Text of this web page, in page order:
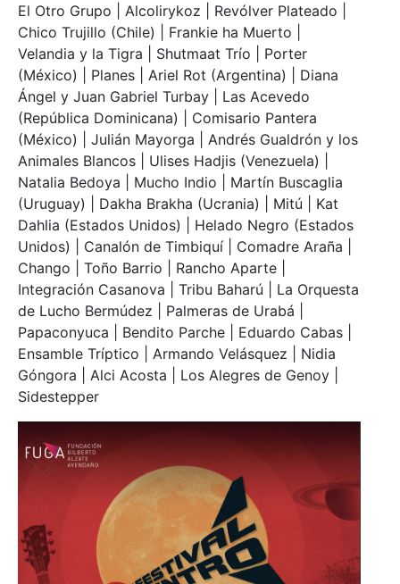
El Otro Grupo | Alcolirykoz | Revólver Plateado |
Chico Trujillo (Chile) | Frankie ha Muerto |
Velandia y la Tigra | Shutmaat Trío | Porter
(México) | Planes | Ariel Rot (Argentina) | Diana
Ángel y Juan Gabriel Turbay | Las Acevedo
(República Dominicana) | Comisario Pantera
(México) | Julián Mayorga | Andrés Gualdrón y los
Animales Blancos | Ulises Hadjis (Venezuela) |
Natalia Bedoya | Mucho Indio | Martín Buscaglia
(Uruguay) | Dakha Brakha (Ucrania) | Mitú | Kat
Dahlia (Estados Unidos) | Helado Negro (Estados
Unidos) | Canalón de Timbiquí | Comadre Araña |
Chango | Toño Barrio | Rancho Aparte |
Integración Casanova | Tribu Baharú | La Orquesta
de Lucho Bermúdez | Palmeras de Urabá |
Papaconyuca | Bendito Parche | Eduardo Cabas |
Ensamble Tríptico | Armando Velásquez | Nidia
Góngora | Alci Acosta | Los Alegres de Genoy |
Sidestepper